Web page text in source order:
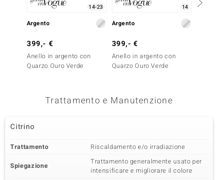
14-23
Argento
399,- €
Anello in argento con
Quarzo Ouro Verde
14
Argento
399,- €
Anello in argento con
Quarzo Ouro Verde
Trattamento e Manutenzione
Citrino
Trattamento Riscaldamento e/o irradiazione
Spiegazione
Trattamento generalmente usato per
intensificare e migliorare il colore